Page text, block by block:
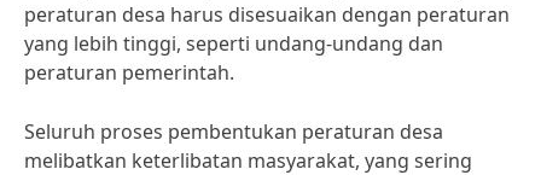
peraturan desa harus disesuaikan dengan peraturan
yang lebih tinggi, seperti undang-undang dan
peraturan pemerintah.
Seluruh proses pembentukan peraturan desa
melibatkan keterlibatan masyarakat, yang sering